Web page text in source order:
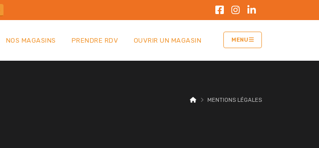
NOS MAGASINS PRENDRE RDV OUVRIR UN MAGASIN MENU
MENTIONS LÉGALES